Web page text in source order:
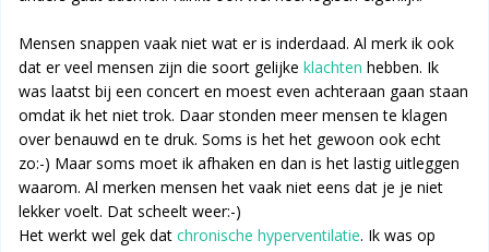
Mensen snappen vaak niet wat er is inderdaad. Al merk ik ook
dat er veel mensen zijn die soort gelijke klachten hebben. Ik
was laatst bij een concert en moest even achteraan gaan staan
omdat ik het niet trok. Daar stonden meer mensen te klagen
over benauwd en te druk. Soms is het het gewoon ook echt
zo:-) Maar soms moet ik afhaken en dan is het lastig uitleggen
waarom. Al merken mensen het vaak niet eens dat je je niet
lekker voelt. Dat scheelt weer:-)
Het werkt wel gek dat chronische hyperventilatie. Ik was op